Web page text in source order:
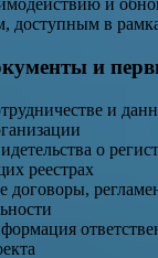
и
доступным в
и
и
о
реестрах
договоры,